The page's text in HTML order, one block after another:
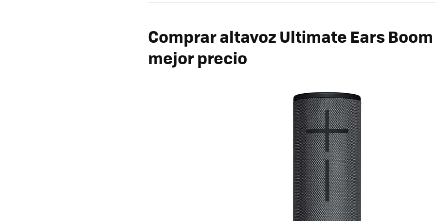
Comprar altavoz Ultimate Ears Boom
mejor precio